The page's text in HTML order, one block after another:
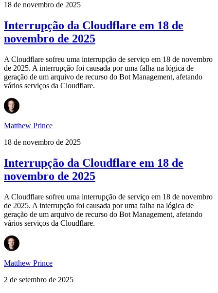
18 de novembro de 2025
Interrupção da Cloudflare em 18 de
novembro de 2025
A Cloudflare sofreu uma interrupção de serviço em 18 de novembro
de 2025. A interrupção foi causada por uma falha na lógica de
geração de um arquivo de recurso do Bot Management, afetando
vários serviços da Cloudflare.
Matthew Prince
18 de novembro de 2025
Interrupção da Cloudflare em 18 de
novembro de 2025
A Cloudflare sofreu uma interrupção de serviço em 18 de novembro
de 2025. A interrupção foi causada por uma falha na lógica de
geração de um arquivo de recurso do Bot Management, afetando
vários serviços da Cloudflare.
Matthew Prince
2 de setembro de 2025